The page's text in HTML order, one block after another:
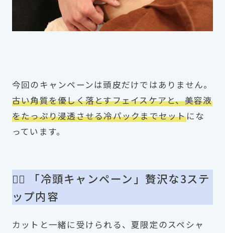
今回のキャンペーンは頭皮だけではありません。
古い角質を優しく落とすフェイスケアと、美容液
をたっぷり浸透させる冷パックまでセットにな
っています。
💆‍♂️ 「冷頭キャンペーン」贅沢な3ステ
ップ内容
カットと一緒に受けられる、夏限定のスペシャ